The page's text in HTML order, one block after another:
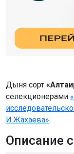
Дыня сорт
селекционерами
И.Жахаева».
Описание